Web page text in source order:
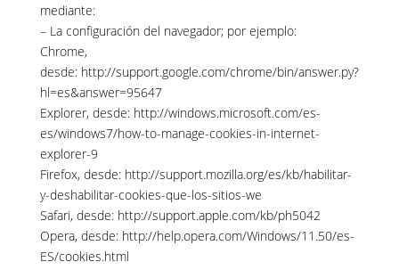
mediante:
– La configuración del navegador; por ejemplo:
Chrome,
desde: http://support.google.com/chrome/bin/answer.py?
hl=es&answer=95647
Explorer, desde: http://windows.microsoft.com/es-
es/windows7/how-to-manage-cookies-in-internet-
explorer-9
Firefox, desde: http://support.mozilla.org/es/kb/habilitar-
y-deshabilitar-cookies-que-los-sitios-we
Safari, desde: http://support.apple.com/kb/ph5042
Opera, desde: http://help.opera.com/Windows/11.50/es-
ES/cookies.html